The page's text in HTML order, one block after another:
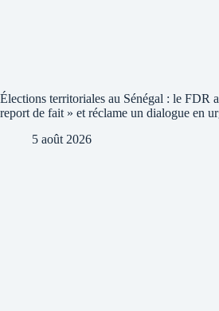
Élections territoriales au Sénégal : le FDR
report de fait » et réclame un dialogue en
5 août 2026